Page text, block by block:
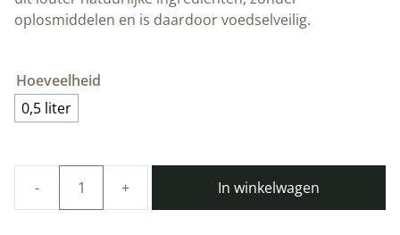
oplosmiddelen en is daardoor voedselveilig.
Hoeveelheid
0,5 liter
In winkelwagen